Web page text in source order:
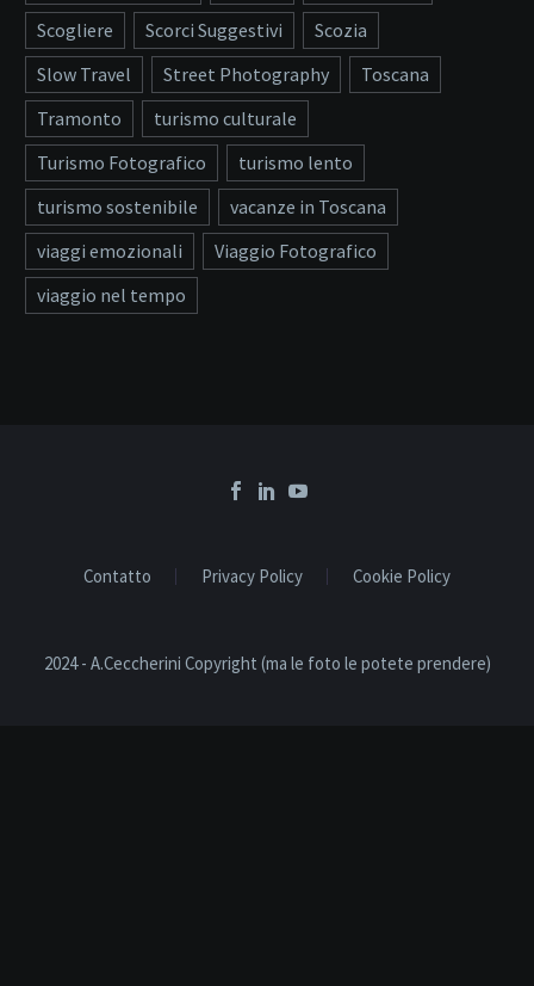
Scogliere
Scorci Suggestivi
Scozia
Slow Travel
Street Photography
Toscana
Tramonto
turismo culturale
Turismo Fotografico
turismo lento
turismo sostenibile
vacanze in Toscana
viaggi emozionali
Viaggio Fotografico
viaggio nel tempo
Contatto Privacy Policy Cookie Policy
2024 - A.Ceccherini Copyright (ma le foto le potete prendere)